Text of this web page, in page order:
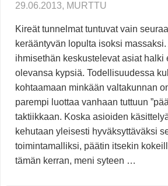
29.06.2013, MURTTU
Kireät tunnelmat tuntuvat vain
kerääntyvän lopulta isoksi
ihmisethän keskustelevat asiat halki
olevansa kypsiä. Todellisuudessa
kohtaamaan minkään valtakunnan
parempi luottaa vanhaan tuttuun
taktiikkaan. Koska asioiden
kehutaan yleisesti hyväksyttäväksi
toimintamalliksi, päätin itsekin
tämän kerran, meni syteen …